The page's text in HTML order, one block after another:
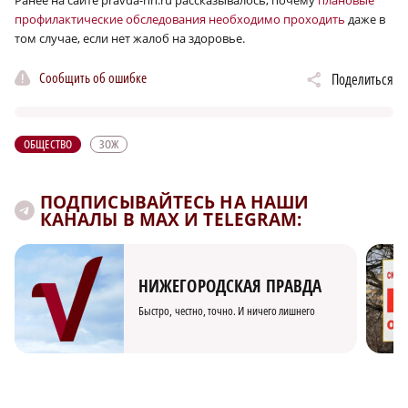
профилактические обследования необходимо проходить даже в
том случае, если нет жалоб на здоровье.
Сообщить об ошибке Поделиться
ОБЩЕСТВО ЗОЖ
ПОДПИСЫВАЙТЕСЬ НА НАШИ
КАНАЛЫ В MAX И TELEGRAM:
НИЖЕГОРОДСКАЯ ПРАВДА
Быстро, честно, точно. И ничего лишнего